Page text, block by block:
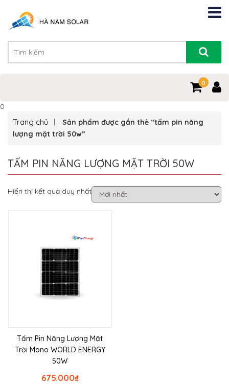
0
0
Trang chủ
Sản phẩm được gắn thẻ “tấm pin năng
lượng mặt trời 50w”
TẤM PIN NĂNG LƯỢNG MẶT TRỜI 50W
Hiển thị kết quả duy nhất
Tấm Pin Năng Lượng Mặt
Trời Mono WORLD ENERGY
50W
₫
675.000